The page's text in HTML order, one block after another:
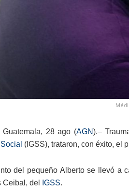
28 ago (AGN).–
(IGSS), trataron, con éxito, el
del pequeño Alberto se llevó a
Ceibal, del
IGSS.